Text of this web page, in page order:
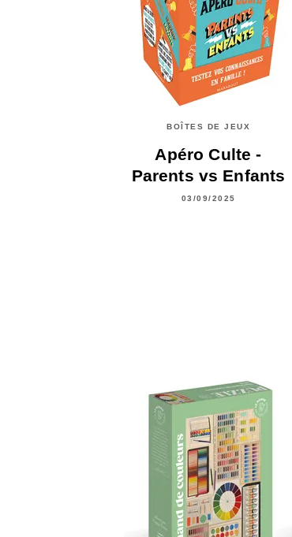
BOÎTES DE JEUX
Apéro Culte -
Parents vs Enfants
03/09/2025